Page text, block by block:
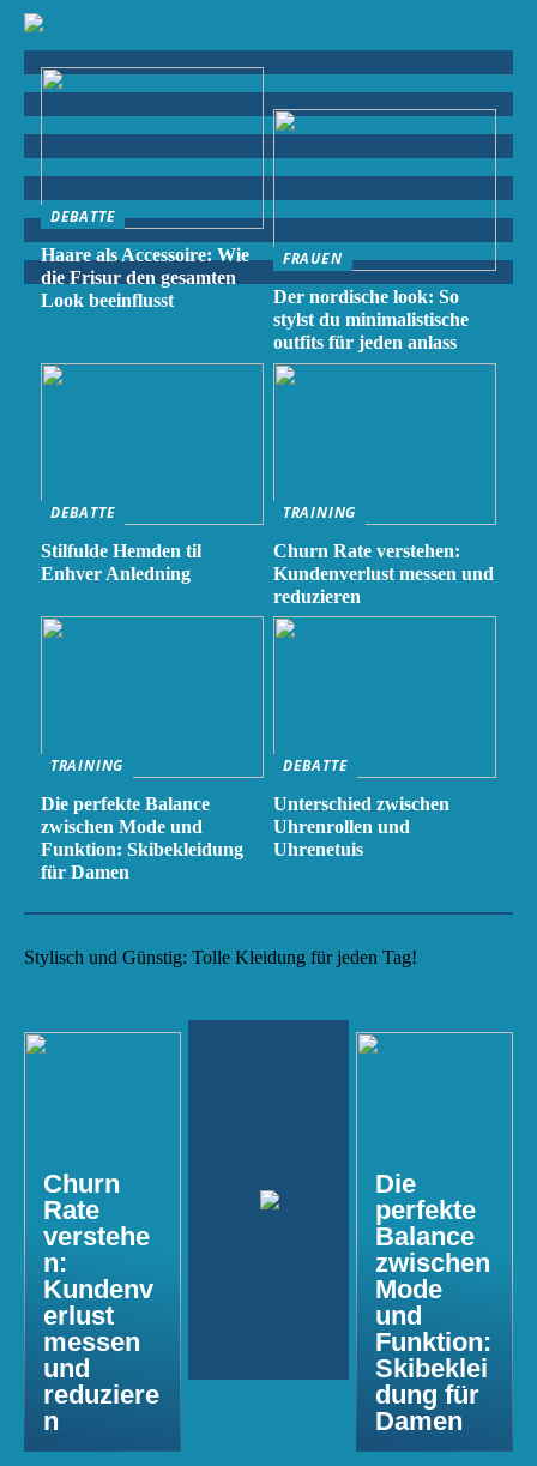
DEBATTE
Haare als Accessoire: Wie
die Frisur den gesamten
Look beeinflusst
FRAUEN
Der nordische look: So
stylst du minimalistische
outfits für jeden anlass
DEBATTE
Stilfulde Hemden til
Enhver Anledning
TRAINING
Churn Rate verstehen:
Kundenverlust messen und
reduzieren
TRAINING
Die perfekte Balance
zwischen Mode und
Funktion: Skibekleidung
für Damen
DEBATTE
Unterschied zwischen
Uhrenrollen und
Uhrenetuis
Stylisch und Günstig: Tolle Kleidung für jeden Tag!
Churn
Rate
verstehe
n:
Kundenv
erlust
messen
und
reduziere
n
Die
perfekte
Balance
zwischen
Mode
und
Funktion:
Skibeklei
dung für
Damen